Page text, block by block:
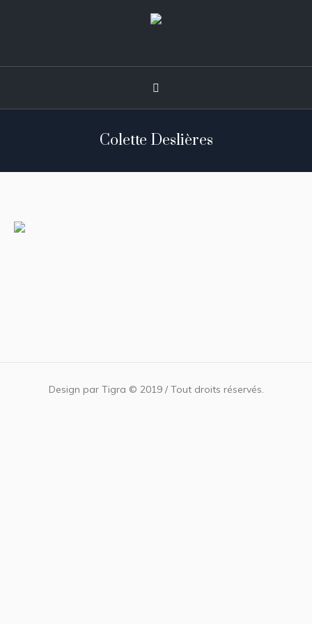
Colette Deslières
Design par Tigra © 2019 / Tout droits réservés.